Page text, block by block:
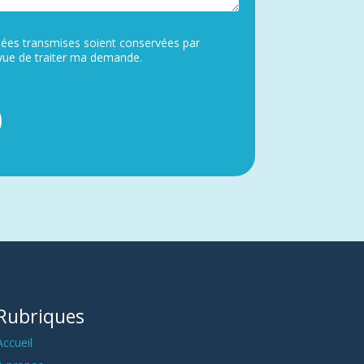
transmises soient conservées par
Maghfour en vue de traiter ma demande.